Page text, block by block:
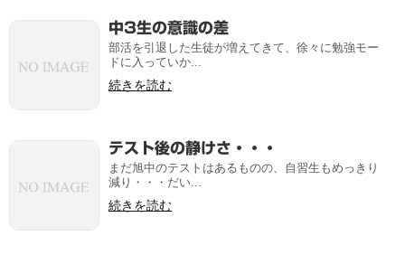
中3生の意識の差
部活を引退した生徒が増えてきて、徐々に勉強モー
ドに入っていか...
続きを読む
テスト後の静けさ・・・
まだ旭中のテストはあるものの、自習生もめっきり
減り・・・だい...
続きを読む